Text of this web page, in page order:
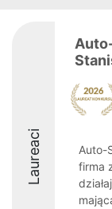
Laureaci
Auto-
firma